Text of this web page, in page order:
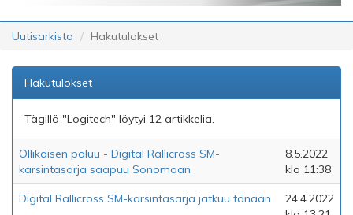
Uutisarkisto Hakutulokset
Hakutulokset
Tägillä "Logitech" löytyi 12 artikkelia.
Ollikaisen paluu - Digital Rallicross SM-
karsintasarja saapuu Sonomaan
8.5.2022
klo 11:38
Digital Rallicross SM-karsintasarja jatkuu tänään
24.4.2022